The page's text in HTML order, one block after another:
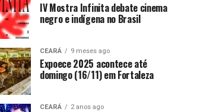
IV Mostra Infinita debate cinema
negro e indígena no Brasil
CEARÁ 9 meses ago
Expoece 2025 acontece até
domingo (16/11) em Fortaleza
CEARÁ 2 anos ago